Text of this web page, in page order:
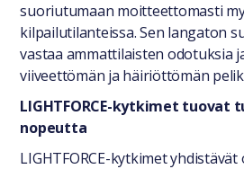
suoriutumaan moitteettomasti
kilpailutilanteissa. Sen langaton
vastaa ammattilaisten odotuksia
viiveettömän ja häiriöttömän
LIGHTFORCE-kytkimet tuovat
nopeutta
LIGHTFORCE-kytkimet